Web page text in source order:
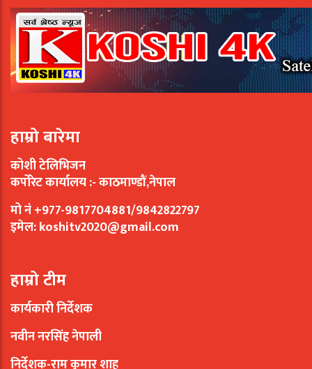
हाम्रो बारेमा
कोशी टेलिभिजन
कर्पोरेट कार्यालय :- काठमाण्डौं,नेपाल
मो नं +977-9817704881/9842822797
इमेल:koshitv2020@gmail.com
हाम्रो टीम
कार्यकारी निर्देशक
नवीन नरसिंह नेपाली
निर्देशक-राम कुमार शाह